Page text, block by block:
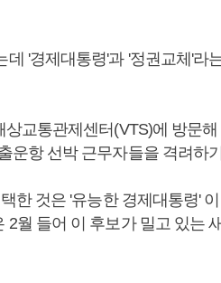
'경제대통령'과 '정권교체'라
교통관제센터(VTS)에 방문
운항 선박 근무자들을 격려하
한 것은 '유능한 경제대통령'
월 들어 이 후보가 밀고 있는